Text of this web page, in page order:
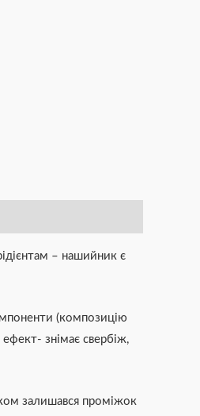
– нашийник є
(композицію
знімає свербіж,
залишався проміжок